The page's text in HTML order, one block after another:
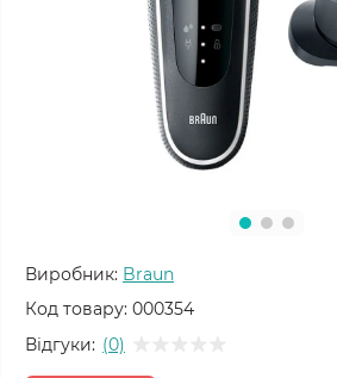
Виробник: Braun
Код товару: 000354
Відгуки: (0)